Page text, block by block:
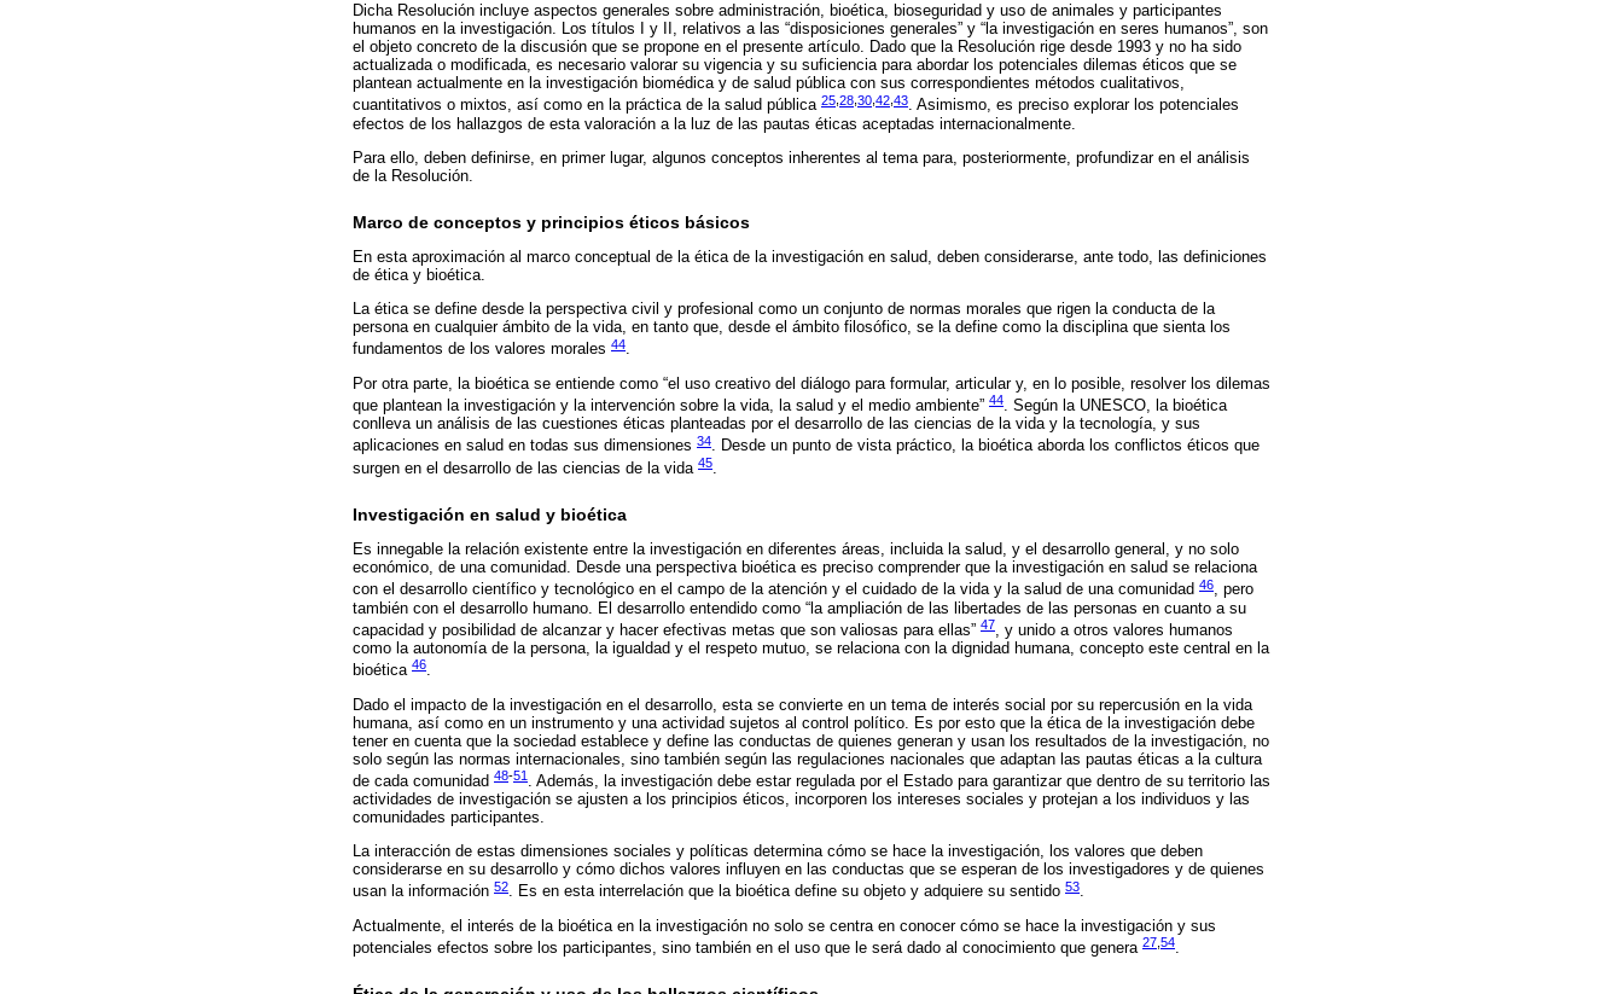
Dicha Resolución incluye aspectos generales sobre administración, bioética, bioseguridad y uso de animales y participantes
humanos en la investigación. Los títulos I y II, relativos a las “disposiciones generales” y “la investigación en seres humanos”, son
el objeto concreto de la discusión que se propone en el presente artículo. Dado que la Resolución rige desde 1993 y no ha sido
actualizada o modificada, es necesario valorar su vigencia y su suficiencia para abordar los potenciales dilemas éticos que se
plantean actualmente en la investigación biomédica y de salud pública con sus correspondientes métodos cualitativos,
cuantitativos o mixtos, así como en la práctica de la salud pública 25 28 30 42 43. Asimismo, es preciso explorar los potenciales
efectos de los hallazgos de esta valoración a la luz de las pautas éticas aceptadas internacionalmente.
Para ello, deben definirse, en primer lugar, algunos conceptos inherentes al tema para, posteriormente, profundizar en el análisis
de la Resolución.
Marco de conceptos y principios éticos básicos
En esta aproximación al marco conceptual de la ética de la investigación en salud, deben considerarse, ante todo, las definiciones
de ética y bioética.
La ética se define desde la perspectiva civil y profesional como un conjunto de normas morales que rigen la conducta de la
persona en cualquier ámbito de la vida, en tanto que, desde el ámbito filosófico, se la define como la disciplina que sienta los
fundamentos de los valores morales 44.
Por otra parte, la bioética se entiende como “el uso creativo del diálogo para formular, articular y, en lo posible, resolver los dilemas
que plantean la investigación y la intervención sobre la vida, la salud y el medio ambiente” 44. Según la UNESCO, la bioética
conlleva un análisis de las cuestiones éticas planteadas por el desarrollo de las ciencias de la vida y la tecnología, y sus
aplicaciones en salud en todas sus dimensiones 34. Desde un punto de vista práctico, la bioética aborda los conflictos éticos que
surgen en el desarrollo de las ciencias de la vida 45.
Investigación en salud y bioética
Es innegable la relación existente entre la investigación en diferentes áreas, incluida la salud, y el desarrollo general, y no solo
económico, de una comunidad. Desde una perspectiva bioética es preciso comprender que la investigación en salud se relaciona
con el desarrollo científico y tecnológico en el campo de la atención y el cuidado de la vida y la salud de una comunidad 46, pero
también con el desarrollo humano. El desarrollo entendido como “la ampliación de las libertades de las personas en cuanto a su
capacidad y posibilidad de alcanzar y hacer efectivas metas que son valiosas para ellas” 47, y unido a otros valores humanos
como la autonomía de la persona, la igualdad y el respeto mutuo, se relaciona con la dignidad humana, concepto este central en la
bioética 46.
Dado el impacto de la investigación en el desarrollo, esta se convierte en un tema de interés social por su repercusión en la vida
humana, así como en un instrumento y una actividad sujetos al control político. Es por esto que la ética de la investigación debe
tener en cuenta que la sociedad establece y define las conductas de quienes generan y usan los resultados de la investigación, no
solo según las normas internacionales, sino también según las regulaciones nacionales que adaptan las pautas éticas a la cultura
de cada comunidad 48-51 . Además, la investigación debe estar regulada por el Estado para garantizar que dentro de su territorio las
actividades de investigación se ajusten a los principios éticos, incorporen los intereses sociales y protejan a los individuos y las
comunidades participantes.
La interacción de estas dimensiones sociales y políticas determina cómo se hace la investigación, los valores que deben
considerarse en su desarrollo y cómo dichos valores influyen en las conductas que se esperan de los investigadores y de quienes
usan la información 52. Es en esta interrelación que la bioética define su objeto y adquiere su sentido 53.
Actualmente, el interés de la bioética en la investigación no solo se centra en conocer cómo se hace la investigación y sus
potenciales efectos sobre los participantes, sino también en el uso que le será dado al conocimiento que genera 27 54.